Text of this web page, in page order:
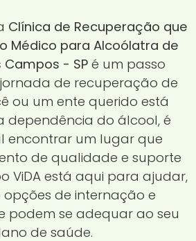
Clínica de Recuperação que
Médico para Alcoólatra de
Campos - SPé um passo
de recuperação de
ou um ente querido está
dependência do álcool, é
encontrar um lugar que
de qualidade e suporte
ViDA está aqui para ajudar,
de internação e
podem se adequar ao seu
de saúde.